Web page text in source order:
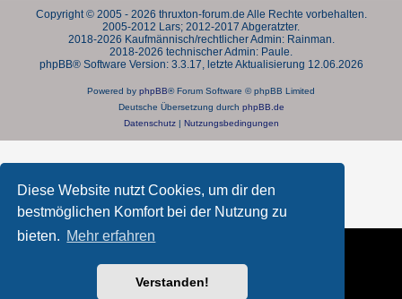
Diese Website nutzt Cookies, um dir den
bestmöglichen Komfort bei der Nutzung zu
bieten. Mehr erfahren
Verstanden!
Copyright © 2005 - 2026 thruxton-forum.de Alle Rechte vorbehalten.
2005-2012 Lars; 2012-2017 Abgeratzter.
2018-2026 Kaufmännisch/rechtlicher Admin: Rainman.
2018-2026 technischer Admin: Paule.
phpBB® Software Version: 3.3.17, letzte Aktualisierung 12.06.2026
Powered by phpBB® Forum Software © phpBB Limited
Deutsche Übersetzung durch phpBB.de
Datenschutz| Nutzungsbedingungen